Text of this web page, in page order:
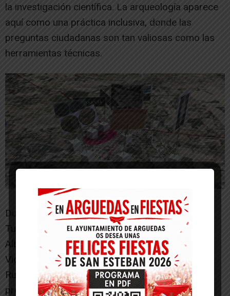
la investigación científica. La arqueología aparece
aquí como una práctica inclusiva, donde las
preguntas ciudadanas son tan valiosas como las
herramientas técnicas.
Durante la inauguración, el director de la UNED
Tudela, Luis Fernández, el alcade de Cascante,
Alberto Añón, la Asociación Amigos de Cascante
Vicus, representada por su presidente, Santiago
Rueda, y la arqueóloga Marta Gómara, y el
presidente de la Fundación Caja Navarra, José